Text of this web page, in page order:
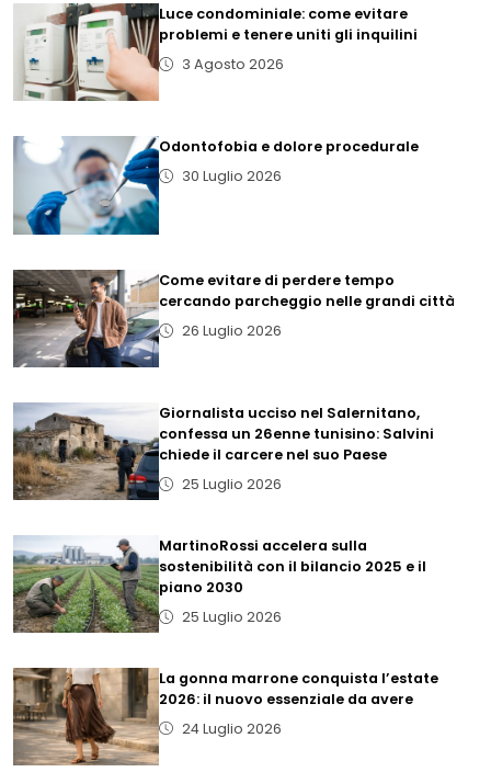
Luce condominiale: come evitare
problemi e tenere uniti gli inquilini
3 Agosto 2026
Odontofobia e dolore procedurale
30 Luglio 2026
Come evitare di perdere tempo
cercando parcheggio nelle grandi città
26 Luglio 2026
Giornalista ucciso nel Salernitano,
confessa un 26enne tunisino: Salvini
chiede il carcere nel suo Paese
25 Luglio 2026
MartinoRossi accelera sulla
sostenibilità con il bilancio 2025 e il
piano 2030
25 Luglio 2026
La gonna marrone conquista l’estate
2026: il nuovo essenziale da avere
24 Luglio 2026